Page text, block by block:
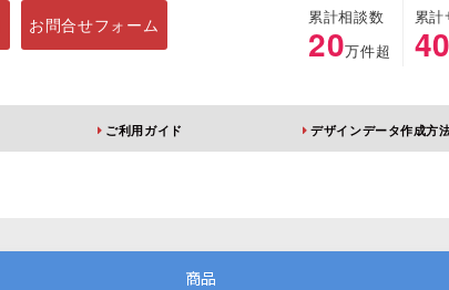
お問合せフォーム 累計相談数
20万件超
累
ご利用ガイド デザインデータ作成方
商品